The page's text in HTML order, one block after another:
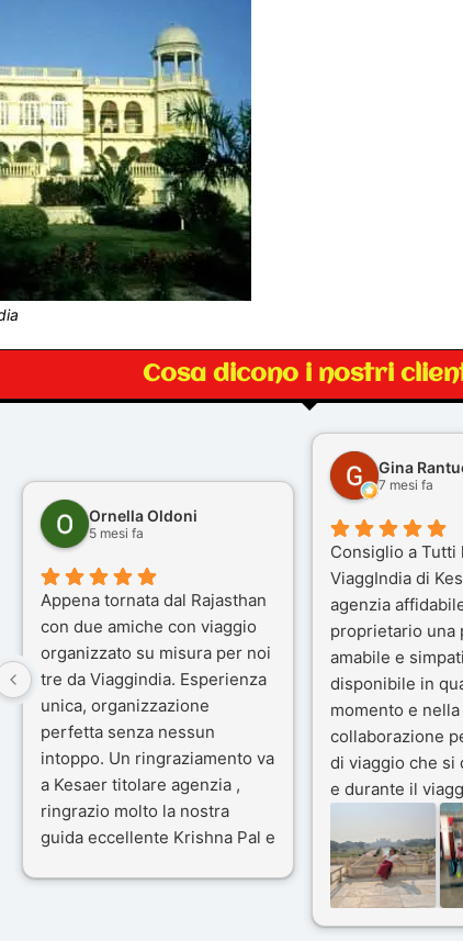
Cosa dicono i nostri
Ornella Oldoni
5 mesi fa
Appena tornata dal Rajasthan
con due amiche con viaggio
organizzato su misura per noi
tre da Viaggindia. Esperienza
unica, organizzazione
perfetta senza nessun
intoppo. Un ringraziamento va
a Kesaer titolare agenzia ,
ringrazio molto la nostra
guida eccellente Krishna Pal e
Gina
7 mesi fa
Consiglio a Tutti
ViaggIndia di
agenzia
proprietario una
amabile e
disponibile in
momento e nella
collaborazione
di viaggio che si
e durante il
Siamo stati 3
India a
amici e il viaggio
del Rajasthan e